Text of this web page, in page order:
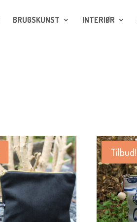
BRUGSKUNST INTERIØR
Tilbud!